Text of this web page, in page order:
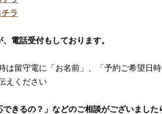
ラ
電話受付もしております。
は留守電に「お名前」、「予約ご希望日時
えください
きるの？」などのご相談がございました